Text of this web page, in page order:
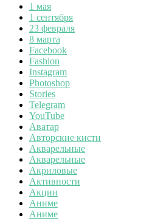
1 мая
1 сентября
23 февраля
8 марта
Facebook
Fashion
Instagram
Photoshop
Stories
Telegram
YouTube
Аватар
Авторские кисти
Акварельные
Акварельные
Акриловые
Активности
Акции
Аниме
Аниме